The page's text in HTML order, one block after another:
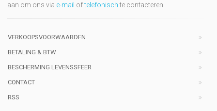
aan om ons via e-mail oftelefonischte contacteren
VERKOOPSVOORWAARDEN
BETALING & BTW
BESCHERMING LEVENSSFEER
CONTACT
RSS